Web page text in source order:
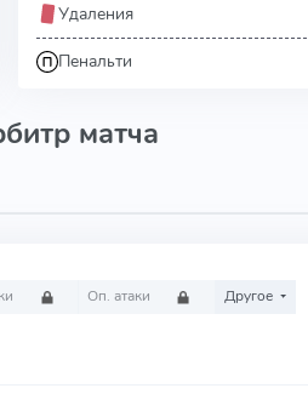
Удаления
Пенальти
матча
Оп. атаки Другое